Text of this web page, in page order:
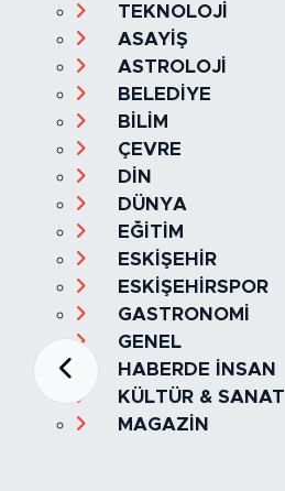
TEKNOLOJİ
ASAYİŞ
ASTROLOJİ
BELEDİYE
BİLİM
ÇEVRE
DİN
DÜNYA
EĞİTİM
ESKİŞEHİR
ESKİŞEHİRSPOR
GASTRONOMİ
GENEL
HABERDE İNSAN
KÜLTÜR & SANAT
MAGAZİN